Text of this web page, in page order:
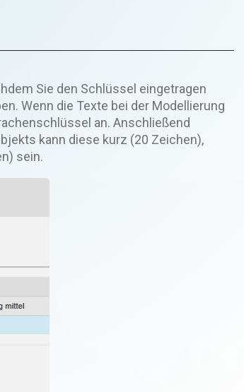
Sie den Schlüssel eingetragen
Wenn die Texte bei der Modellierung
an. Anschließend
kann diese kurz (20 Zeichen),
sein.